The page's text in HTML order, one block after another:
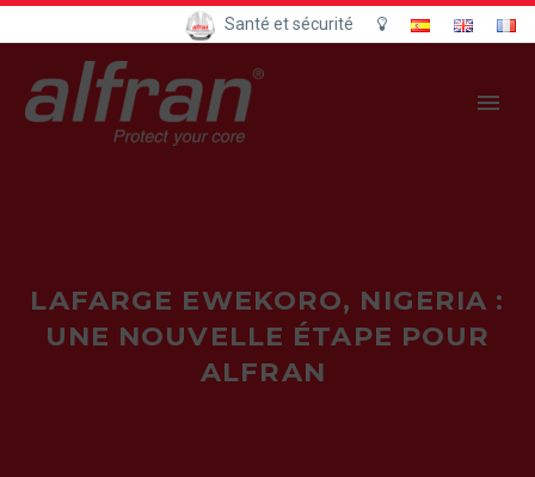
Santé et sécurité
LAFARGE EWEKORO, NIGERIA :
UNE NOUVELLE ÉTAPE POUR
ALFRAN